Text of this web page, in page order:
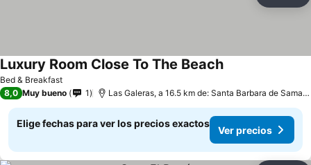
Bed & Breakfast
Luxury Room Close To The Beach
8,0 Muy bueno 1 Las Galeras, a 16.5 km de: Santa Barbara de Samana
Elige fechas para ver los precios exactos
Ver precios